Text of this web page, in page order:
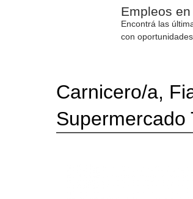
Empleos
Encontrá las
con
Carnicero/a,
Supermercado